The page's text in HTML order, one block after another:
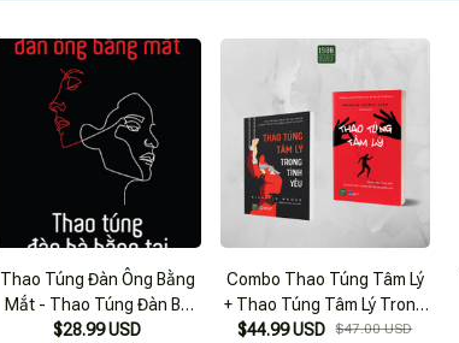
Thao Túng Đàn Ông Bằng
Mắt - Thao Túng Đàn Bà
Bằng Tai_1980
$28.99 USD
Combo Thao Túng Tâm Lý
+ Thao Túng Tâm Lý Trong
Tình Yêu
$44.99 USD $47.00 USD